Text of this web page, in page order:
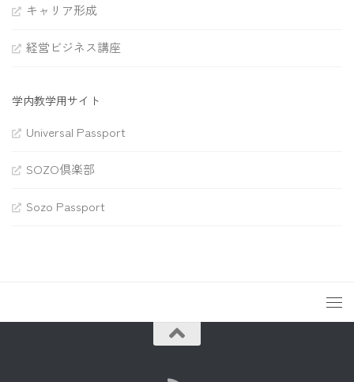
キャリア形成
経営ビジネス講座
学内教学用サイト
Universal Passport
SOZO倶楽部
Sozo Passport